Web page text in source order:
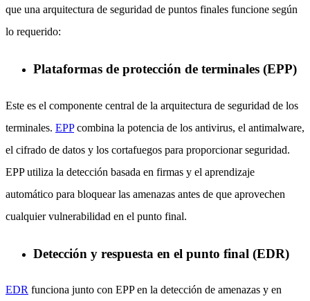
que una arquitectura de seguridad de puntos finales funcione según
lo requerido:
Plataformas de protección de terminales (EPP)
Este es el componente central de la arquitectura de seguridad de los
terminales. EPPcombina la potencia de los antivirus, el antimalware,
el cifrado de datos y los cortafuegos para proporcionar seguridad.
EPP utiliza la detección basada en firmas y el aprendizaje
automático para bloquear las amenazas antes de que aprovechen
cualquier vulnerabilidad en el punto final.
Detección y respuesta en el punto final (EDR)
EDR funciona junto con EPP en la detección de amenazas y en